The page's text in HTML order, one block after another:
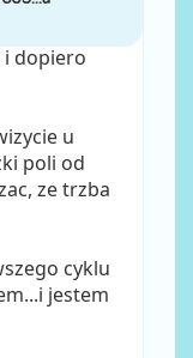
i dopiero
u
poli od
ze trzba
cyklu
jestem